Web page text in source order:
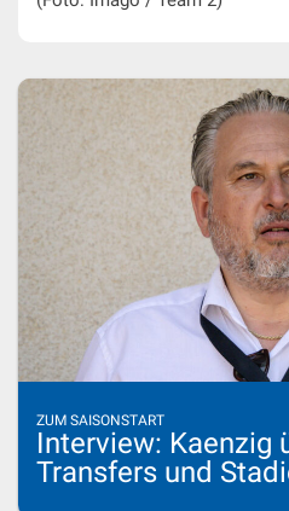
ZUM SAISONSTART
Interview: Kaenzig
Transfers und